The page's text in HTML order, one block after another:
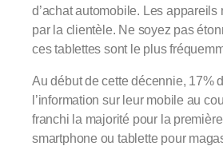
d’achat automobile. Les
par la clientèle. Ne soyez pas
ces tablettes sont le plus
Au début de cette décennie, 17%
l’information sur leur mobile au
franchi la majorité pour la
smartphone ou tablette pour